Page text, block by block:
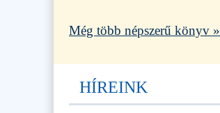
Még több népszerű könyv »
HÍREINK